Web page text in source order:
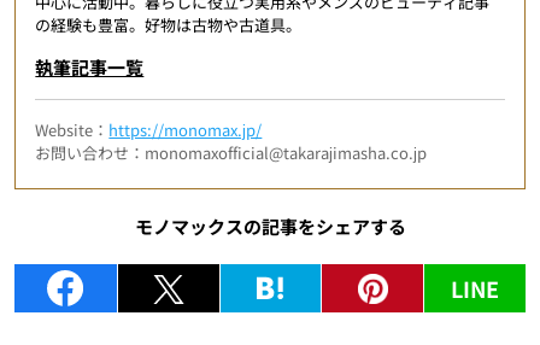
の経験も豊富。好物は古物や古道具。
執筆記事一覧
Website： https://monomax.jp/
お問い合わせ：monomaxofficial@takarajimasha.co.jp
モノマックスの記事をシェアする
LINE